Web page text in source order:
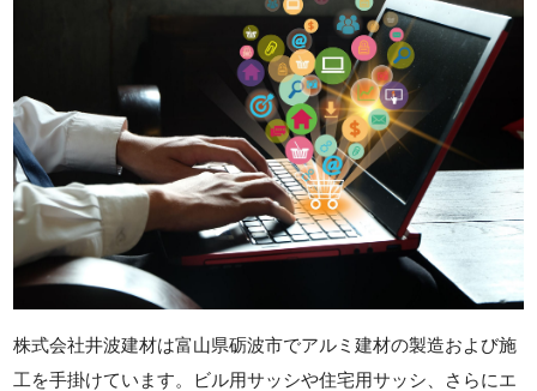
株式会社井波建材は富山県砺波市でアルミ建材の製造および施
工を手掛けています。ビル用サッシや住宅用サッシ、さらにエ